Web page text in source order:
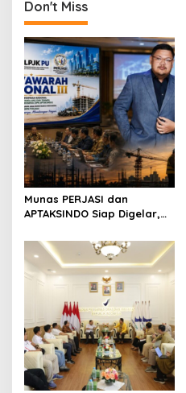
n
a
v
i
g
a
t
i
o
n
Don't Miss
Munas PERJASI dan
APTAKSINDO Siap Digelar,
Revisi AD/ART